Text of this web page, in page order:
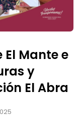
Mante e
y
El Abra